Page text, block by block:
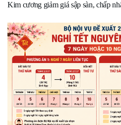
Kim cương giảm giá sập sàn, chấp